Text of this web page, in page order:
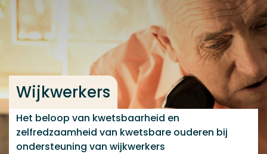
Ga direct naar de content
... > Resultaten
Wijkwerkers
Het beloop van kwetsbaarheid en
zelfredzaamheid van kwetsbare ouderen bij
ondersteuning van wijkwerkers
Veel gezocht
Opleiding
Contact